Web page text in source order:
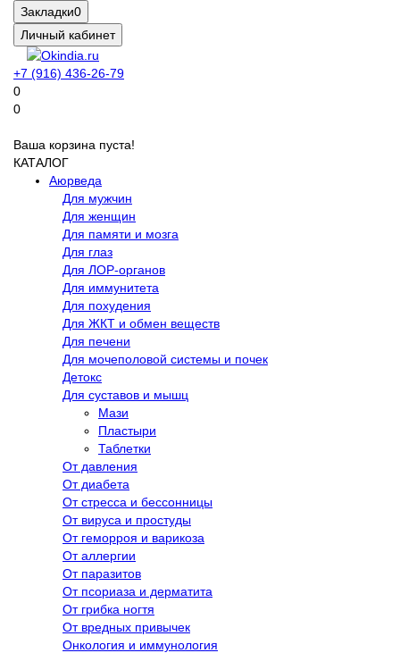
Закладки0
Личный кабинет
+7 (916) 436-26-79
0
0
Ваша корзина пуста!
КАТАЛОГ
Аюрведа
Для мужчин
Для женщин
Для памяти и мозга
Для глаз
Для ЛОР-органов
Для иммунитета
Для похудения
Для ЖКТ и обмен веществ
Для печени
Для мочеполовой системы и почек
Детокс
Для суставов и мышц
Мази
Пластыри
Таблетки
От давления
От диабета
От стресса и бессонницы
От вируса и простуды
От геморроя и варикоза
От аллергии
От паразитов
От псориаза и дерматита
От грибка ногтя
От вредных привычек
Онкология и иммунология